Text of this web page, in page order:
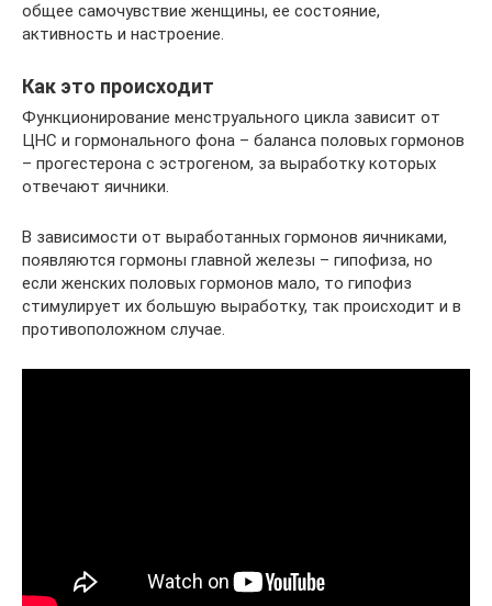
общее самочувствие женщины, ее состояние,
активность и настроение.
Как это происходит
Функционирование менструального цикла зависит от
ЦНС и гормонального фона – баланса половых гормонов
– прогестерона с эстрогеном, за выработку которых
отвечают яичники.
В зависимости от выработанных гормонов яичниками,
появляются гормоны главной железы – гипофиза, но
если женских половых гормонов мало, то гипофиз
стимулирует их большую выработку, так происходит и в
противоположном случае.